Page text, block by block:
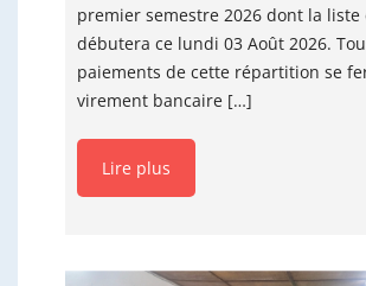
premier semestre 2026 dont la
débutera ce lundi 03 Août 2026.
paiements de cette répartition se
virement bancaire […]
Lire plus